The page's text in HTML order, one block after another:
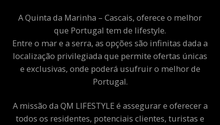
A Quinta da Marinha – Cascais, oferece o melhor
que Portugal tem de lifestyle.
Entre o mar e a serra, as opções são infinitas dada a
localização privilegiada que permite ofertas únicas
e exclusivas, onde poderá usufruir o melhor de
Portugal.
A missão da QM LIFESTYLE é assegurar e oferecer a
todos os residentes, potenciais clientes, turistas e